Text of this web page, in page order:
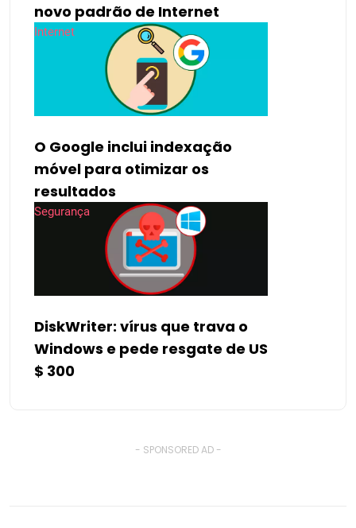
novo padrão de Internet
Internet
O Google inclui indexação
móvel para otimizar os
resultados
Segurança
DiskWriter: vírus que trava o
Windows e pede resgate de US
$ 300
- SPONSORED AD -